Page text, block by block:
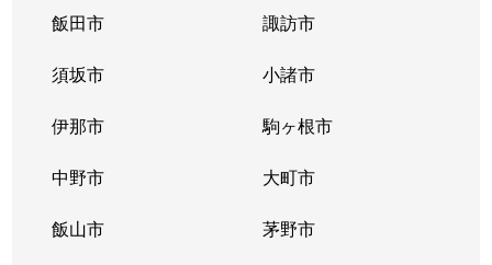
飯田市 諏訪市
須坂市 小諸市
伊那市 駒ヶ根市
中野市 大町市
飯山市 茅野市